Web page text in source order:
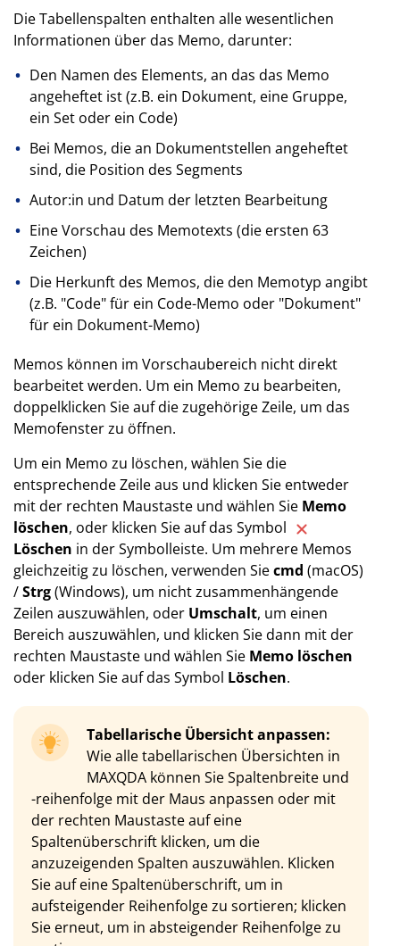
Die Tabellenspalten enthalten alle wesentlichen
Informationen über das Memo, darunter:
Den Namen des Elements, an das das Memo
angeheftet ist (z.B. ein Dokument, eine Gruppe,
ein Set oder ein Code)
Bei Memos, die an Dokumentstellen angeheftet
sind, die Position des Segments
Autor:in und Datum der letzten Bearbeitung
Eine Vorschau des Memotexts (die ersten 63
Zeichen)
Die Herkunft des Memos, die den Memotyp angibt
(z.B. "Code" für ein Code-Memo oder "Dokument"
für ein Dokument-Memo)
Memos können im Vorschaubereich nicht direkt
bearbeitet werden. Um ein Memo zu bearbeiten,
doppelklicken Sie auf die zugehörige Zeile, um das
Memofenster zu öffnen.
Um ein Memo zu löschen, wählen Sie die
entsprechende Zeile aus und klicken Sie entweder
mit der rechten Maustaste und wählen Sie Memo
löschen, oder klicken Sie auf das Symbol
Löschen in der Symbolleiste. Um mehrere Memos
gleichzeitig zu löschen, verwenden Siecmd (macOS)
/Strg(Windows), um nicht zusammenhängende
Zeilen auszuwählen, oder Umschalt, um einen
Bereich auszuwählen, und klicken Sie dann mit der
rechten Maustaste und wählen Sie Memo löschen
oder klicken Sie auf das Symbol Löschen.
Tabellarische Übersicht anpassen:
Wie alle tabellarischen Übersichten in
MAXQDA können Sie Spaltenbreite und
-reihenfolge mit der Maus anpassen oder mit
der rechten Maustaste auf eine
Spaltenüberschrift klicken, um die
anzuzeigenden Spalten auszuwählen. Klicken
Sie auf eine Spaltenüberschrift, um in
aufsteigender Reihenfolge zu sortieren; klicken
Sie erneut, um in absteigender Reihenfolge zu